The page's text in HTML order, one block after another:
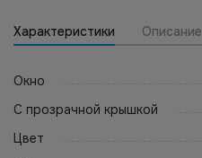
Характеристики Описание
Окно
С прозрачной крышкой
Цвет